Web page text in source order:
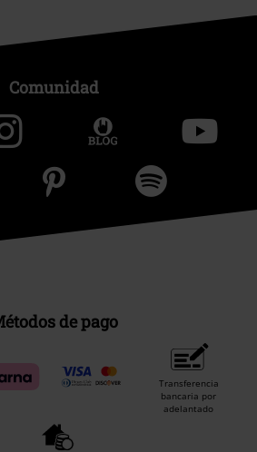
Comunidad
de pago
Transferencia
bancaria por
adelantado